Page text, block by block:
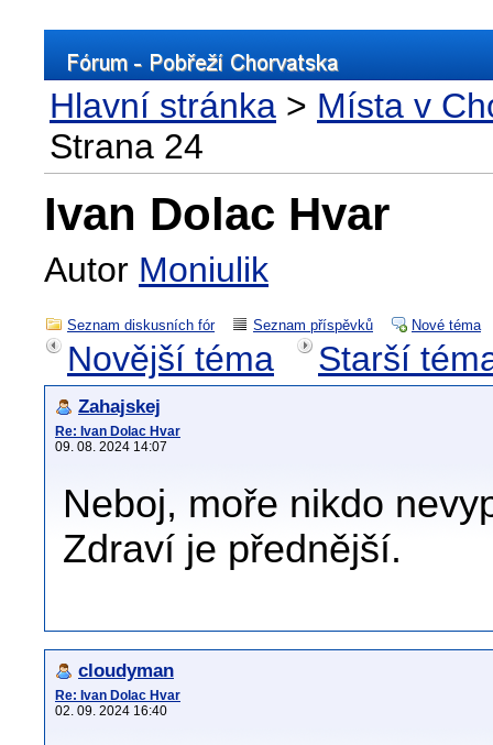
Hlavní stránka > Místa v
Strana 24
Ivan Dolac Hvar
Autor Moniulik
Seznam diskusních fór Seznam příspěvků Nové téma
Novější téma Starší
Zahajskej
Re: Ivan Dolac Hvar
09. 08. 2024 14:07
Neboj, moře nikdo
Zdraví je přednější.
cloudyman
Re: Ivan Dolac Hvar
02. 09. 2024 16:40